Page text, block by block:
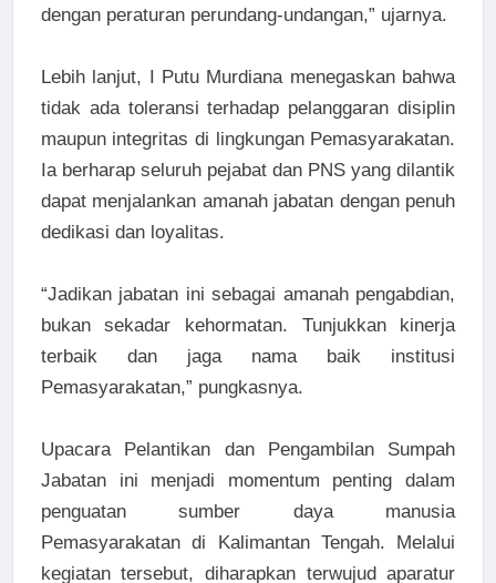
dengan peraturan perundang-undangan,” ujarnya.
Lebih lanjut, I Putu Murdiana menegaskan bahwa
tidak ada toleransi terhadap pelanggaran disiplin
maupun integritas di lingkungan Pemasyarakatan.
Ia berharap seluruh pejabat dan PNS yang dilantik
dapat menjalankan amanah jabatan dengan penuh
dedikasi dan loyalitas.
“Jadikan jabatan ini sebagai amanah pengabdian,
bukan sekadar kehormatan. Tunjukkan kinerja
terbaik dan jaga nama baik institusi
Pemasyarakatan,” pungkasnya.
Upacara Pelantikan dan Pengambilan Sumpah
Jabatan ini menjadi momentum penting dalam
penguatan sumber daya manusia
Pemasyarakatan di Kalimantan Tengah. Melalui
kegiatan tersebut, diharapkan terwujud aparatur